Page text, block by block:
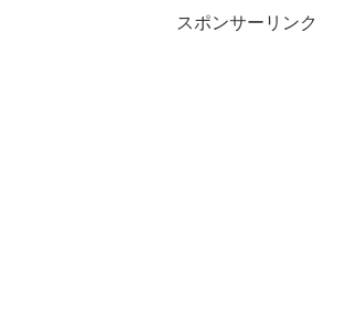
スポンサーリンク